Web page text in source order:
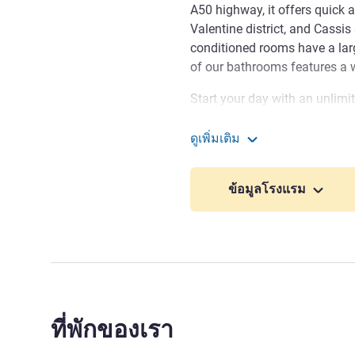
A50 highway, it offers quick
Valentine district, and
conditioned rooms have a
of our bathrooms features a
Start your day with an
before setting off to discover
less than 15 min or the
spot at a very low price for
your batteries in our hotel,
ดูเพิ่มเติม
ข้อมูลโรงแรม
ที่พักของเรา